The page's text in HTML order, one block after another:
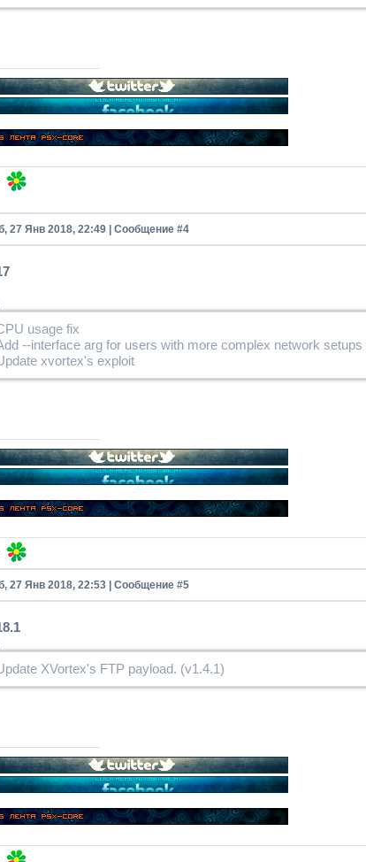
27 Янв 2018, 22:49 | Сообщение #4
usage fix
--interface arg for users with more complex network setups
xvortex's exploit
27 Янв 2018, 22:53 | Сообщение #5
XVortex's FTP payload. (v1.4.1)